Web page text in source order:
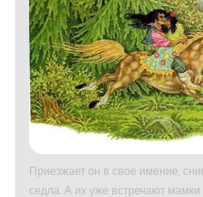
Приезжает он в свое имение,
седла. А их уже встречают мамки